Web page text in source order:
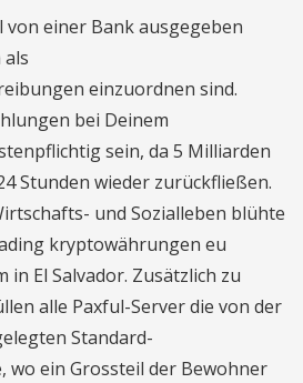
von einer Bank ausgegeben
einzuordnen sind.
bei Deinem
sein, da 5 Milliarden
Stunden wieder zurückfließen.
und Sozialleben blühte
kryptowährungen eu
in El Salvador. Zusätzlich zu
alle Paxful-Server die von der
Standard-
wo ein Grossteil der Bewohner